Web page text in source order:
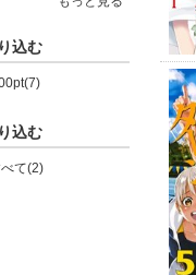
込む
込む
て(2)